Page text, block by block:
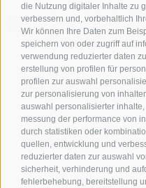
die Nutzung digitaler Inhalte zu
verbessern und, vorbehaltlich
Wir können Ihre Daten zum
speichern von oder zugriff auf
verwendung reduzierter daten
erstellung von profilen für
profilen zur auswahl
zur personalisierung von
auswahl personalisierter
messung der performance von
durch statistiken oder
quellen, entwicklung und
reduzierter daten zur auswahl
sicherheit, verhinderung und
fehlerbehebung, bereitstellung
Skiurlaub
Verbringen Sie
unvergessliche
Winterferien in Alta
Badia…